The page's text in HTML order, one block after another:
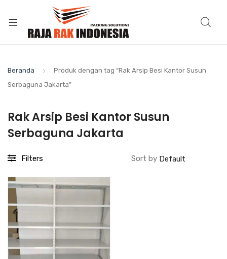
Beranda
Produk dengan tag “Rak Arsip Besi Kantor Susun
Serbaguna Jakarta”
Rak Arsip Besi Kantor Susun
Serbaguna Jakarta
Filters Sort by